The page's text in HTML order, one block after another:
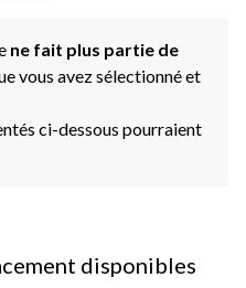
ne fait plus partie de
vous avez sélectionné et
ci-dessous pourraient
disponibles